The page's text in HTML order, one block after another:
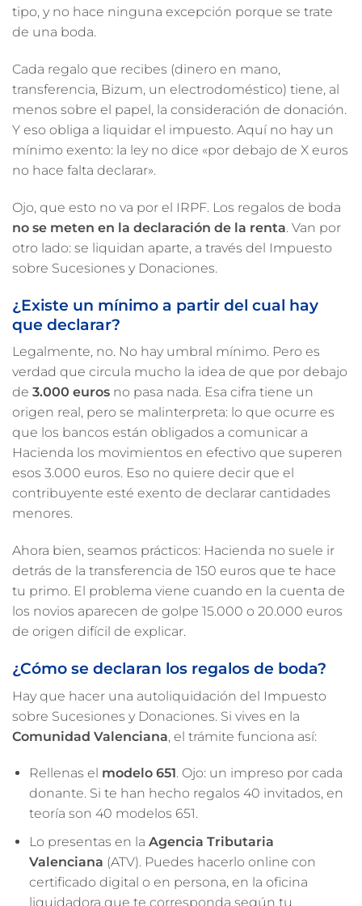
tipo, y no hace ninguna excepción porque se trate
de una boda.
Cada regalo que recibes (dinero en mano,
transferencia, Bizum, un electrodoméstico) tiene, al
menos sobre el papel, la consideración de donación.
Y eso obliga a liquidar el impuesto. Aquí no hay un
mínimo exento: la ley no dice «por debajo de X euros
no hace falta declarar».
Ojo, que esto no va por el IRPF. Los regalos de boda
no se meten en la declaración de la renta. Van por
otro lado: se liquidan aparte, a través del Impuesto
sobre Sucesiones y Donaciones.
¿Existe un mínimo a partir del cual hay
que declarar?
Legalmente, no. No hay umbral mínimo. Pero es
verdad que circula mucho la idea de que por debajo
de 3.000 euros no pasa nada. Esa cifra tiene un
origen real, pero se malinterpreta: lo que ocurre es
que los bancos están obligados a comunicar a
Hacienda los movimientos en efectivo que superen
esos 3.000 euros. Eso no quiere decir que el
contribuyente esté exento de declarar cantidades
menores.
Ahora bien, seamos prácticos: Hacienda no suele ir
detrás de la transferencia de 150 euros que te hace
tu primo. El problema viene cuando en la cuenta de
los novios aparecen de golpe 15.000 o 20.000 euros
de origen difícil de explicar.
¿Cómo se declaran los regalos de boda?
Hay que hacer una autoliquidación del Impuesto
sobre Sucesiones y Donaciones. Si vives en la
Comunidad Valenciana, el trámite funciona así:
Rellenas el modelo 651. Ojo: un impreso por cada
donante. Si te han hecho regalos 40 invitados, en
teoría son 40 modelos 651.
Lo presentas en la Agencia Tributaria
Valenciana (ATV). Puedes hacerlo online con
certificado digital o en persona, en la oficina
liquidadora que te corresponda según tu